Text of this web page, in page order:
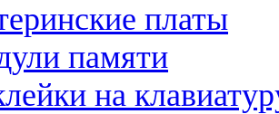
платы
памяти
на